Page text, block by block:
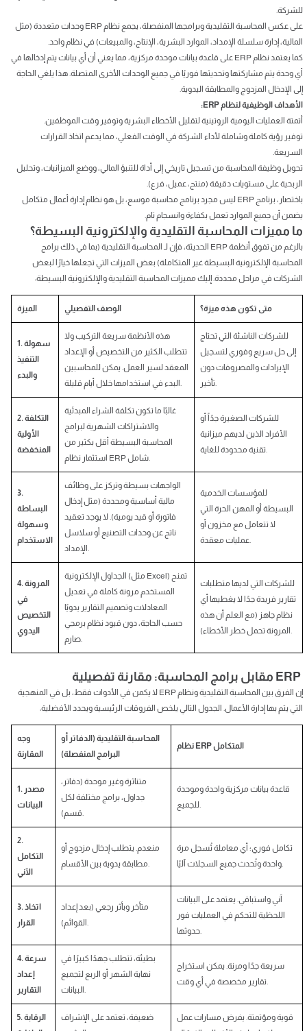
للشركة.
على عكس المحاسبة التقليدية وبرامجها المنفصلة، يجمع نظام ERP وحدات متعددة (مثل
المالية، إدارة سلسلة الإمداد، الموارد البشرية، الإنتاج، والمبيعات) في نظام واحد.
كما يعتمد نظام ERP على قاعدة بيانات موحدة مركزية، مما يعني أن أي بيانات يتم إدخالها في
أي وحدة يتم مشاركتها وتحديثها فوريًا في جميع الوحدات الأخرى المتصلة. هذا يلغي الحاجة
إلى الإدخال المزدوج والمطابقة اليدوية.
الأهداف الوظيفية لنظام ERP:
أتمتة العمليات اليومية الروتينية لتقليل الأخطاء البشرية وتوفير وقت الموظفين.
توفير رؤية كاملة وشاملة لأداء الشركة في الوقت الفعلي، مما يدعم اتخاذ القرارات
السريعة.
تحويل وظيفة المحاسبة من تسجيل تاريخي إلى أداة للتنبؤ المالي، ووضع الميزانيات، وتحليل
الربحية على مستويات دقيقة (منتج، عميل، فرع).
باختصار، برنامج ERP ليس مجرد برنامج محاسبة موسع، بل هو نظام إدارة أعمال متكامل
يضمن أن جميع الموارد تعمل بكفاءة وانسجام تام.
ما مميزات المحاسبة التقليدية والإلكترونية البسيطة؟
بالرغم من تفوق أنظمة ERP الحديثة، فإن لـ المحاسبة التقليدية (بما في ذلك برامج
المحاسبة الإلكترونية البسيطة غير المتكاملة) بعض الميزات التي تجعلها خيارًا لبعض
الشركات في مراحل محددة. إليك مميزات المحاسبة التقليدية والإلكترونية البسيطة:
الميزة الوصف التفصيلي متى تكون هذه ميزة؟
1. سهولة
التنفيذ
والبدء
هذه الأنظمة سريعة التركيب ولا
تتطلب الكثير من التخصيص أو الإعداد
المعقد لسير العمل. يمكن للمحاسبين
للشركات الناشئة التي تحتاج
إلى حل سريع وفوري لتسجيل
الإيرادات والمصروفات دون
2. التكلفة
الأولية
المنخفضة
غالبًا ما تكون تكلفة الشراء المبدئية
والاشتراكات الشهرية لبرامج
المحاسبة البسيطة أقل بكثير من
للشركات الصغيرة جدًاً أو
الأفراد الذين لديهم ميزانية
3.
البساطة
وسهولة
الاستخدام
الواجهات بسيطة وتركز على وظائف
مالية أساسية ومحددة (مثل إدخال
فاتورة أو قيد يومية). لا يوجد تعقيد
ناتج عن وحدات التصنيع أو سلاسل
للمؤسسات الخدمية
البسيطة أو المهن الحرة التي
لا تتعامل مع مخزون أو
4. المرونة
في
التخصيص
اليدوي
الجداول الإلكترونية (مثل Excel) تمنح
المستخدم مرونة كاملة في تعديل
المعادلات وتصميم التقارير يدويًا
حسب الحاجة، دون قيود نظام برمجي
للشركات التي لديها متطلبات
تقارير فريدة جدًا لا يغطيها أي
نظام جاهز (مع العلم أن هذه
إن الفرق بين المحاسبة التقليدية ونظام ERP لا يكمن في الأدوات فقط، بل في المنهجية
التي يتم بها إدارة الأعمال. الجدول التالي يلخص الفروقات الرئيسية ويحدد الأفضلية:
وجه
المقارنة
المحاسبة التقليدية (الدفاتر أو
البرامج المنفصلة)
نظام ERP المتكامل
1. مصدر
البيانات
متناثرة وغير موحدة (دفاتر،
جداول، برامج مختلفة لكل
قاعدة بيانات مركزية واحدة وموحدة
2.
التكامل
الآني
منعدم. يتطلب إدخال مزدوج أو
تكامل فوري؛ أي معاملة تُسجل مرة
3. اتخاذ
القرار
متأخر وبأثر رجعي (بعد إعداد
آني واستباقي. يعتمد على البيانات
اللحظية للتحكم في العمليات فور
4. سرعة
إعداد
التقارير
بطيئة، تتطلب جهدًا كبيرًا في
نهاية الشهر أو الربع لتجميع
سريعة جدًا ومرنة. يمكن استخراج
5. الرقابة
ضعيفة، تعتمد على الإشراف
قوية ومؤتمتة. يفرض مسارات عمل